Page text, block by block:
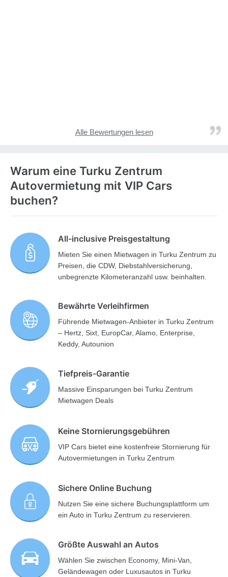
Alle Bewertungen lesen
Warum eine Turku Zentrum
Autovermietung mit VIP Cars
buchen?
All-inclusive Preisgestaltung
Mieten Sie einen Mietwagen in Turku Zentrum zu
Preisen, die CDW, Diebstahlversicherung,
unbegrenzte Kilometeranzahl usw. beinhalten.
Bewährte Verleihfirmen
Führende Mietwagen-Anbieter in Turku Zentrum
– Hertz, Sixt, EuropCar, Alamo, Enterprise,
Keddy, Autounion
Tiefpreis-Garantie
Massive Einsparungen bei Turku Zentrum
Mietwagen Deals
Keine Stornierungsgebühren
VIP Cars bietet eine kostenfreie Stornierung für
Autovermietungen in Turku Zentrum
Sichere Online Buchung
Nutzen Sie eine sichere Buchungsplattform um
ein Auto in Turku Zentrum zu reservieren.
Größte Auswahl an Autos
Wählen Sie zwischen Economy, Mini-Van,
Geländewagen oder Luxusautos in Turku